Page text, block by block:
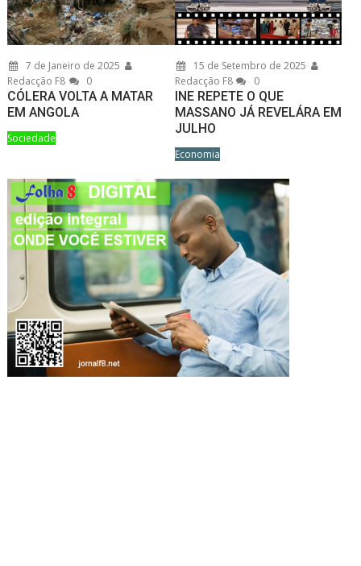
7 de Janeiro de 2025
Redacção F8
0
CÓLERA VOLTA A MATAR
EM ANGOLA
Sociedade
15 de Setembro de 2025
Redacção F8
0
INE REPETE O QUE
MASSANO JÁ REVELÁRA EM
JULHO
Economia